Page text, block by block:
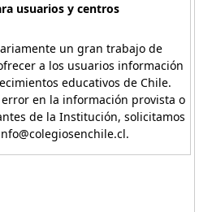
usuarios y centros
un gran trabajo de
a los usuarios información
educativos de Chile.
en la información provista o
de la Institución, solicitamos